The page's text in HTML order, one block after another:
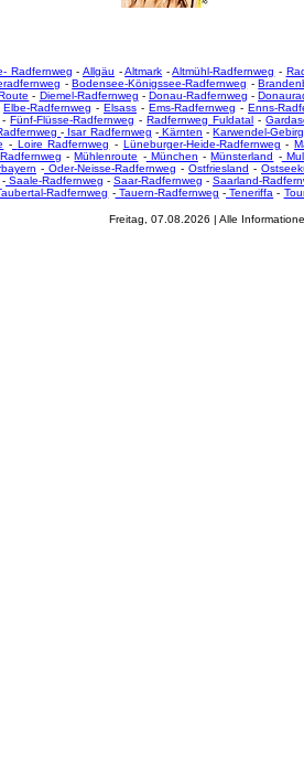
Radfernweg -Allgäu -Altmark -Altmühl-Radfernweg -
-Bodensee-Königssee-Radfernweg -
- Diemel-Radfernweg - Donau-Radfernweg -
Elbe-Radfernweg - Elsass - Ems-Radfernweg - Enns-
-Fünf-Flüsse-Radfernweg -Radfernweg Fuldatal -
- Isar Radfernweg -Kärnten -Karwendel-
- Loire Radfernweg - Lüneburger-Heide-Radfernweg -
-Mühlenroute -München -Münsterland -
- Oder-Neisse-Radfernweg - Ostfriesland -
- Saale-Radfernweg - Saar-Radfernweg - Saarland-
Radfernweg -Tauern-Radfernweg -Teneriffa -
Freitag, 07.08.2026 | Alle